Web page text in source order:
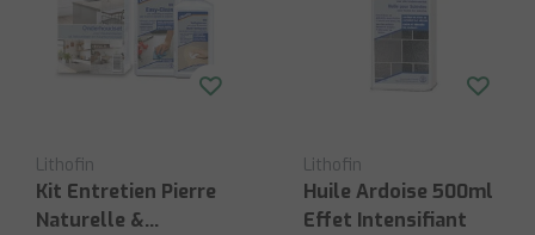
Lithofin
Kit Entretien Pierre
Naturelle &
Lithofin
Huile Ardoise 500ml
Effet Intensifiant